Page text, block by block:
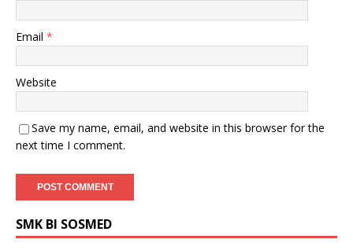
Email *
Website
Save my name, email, and website in this browser for the
next time I comment.
SMK BI SOSMED